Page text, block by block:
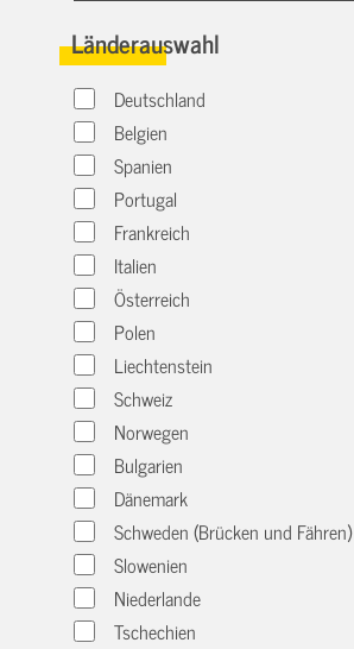
Länderauswahl
Deutschland
Belgien
Spanien
Portugal
Frankreich
Italien
Österreich
Polen
Liechtenstein
Schweiz
Norwegen
Bulgarien
Dänemark
Schweden (Brücken und Fähren)
Slowenien
Niederlande
Tschechien